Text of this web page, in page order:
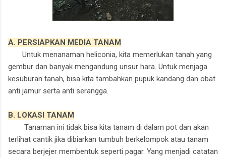
A. PERSIAPKAN MEDIA TANAM
Untuk menanaman heliconia, kita memerlukan tanah yang
gembur dan banyak mengandung unsur hara. Untuk menjaga
kesuburan tanah, bisa kita tambahkan pupuk kandang dan obat
anti jamur serta anti serangga.
B. LOKASI TANAM
Tanaman ini tidak bisa kita tanam di dalam pot dan akan
terlihat cantik jika dibiarkan tumbuh berkelompok atau tanam
secara berjejer membentuk seperti pagar. Yang menjadi catatan